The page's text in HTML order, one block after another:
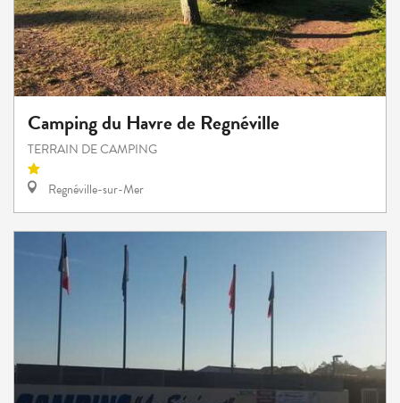
Camping du Havre de Regnéville
TERRAIN DE CAMPING
Regnéville-sur-Mer